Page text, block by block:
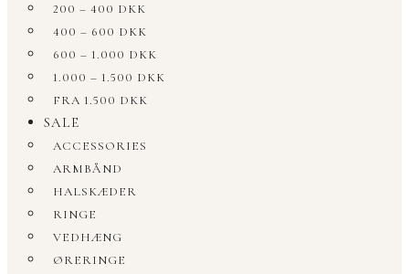
200 – 400 DKK
400 – 600 DKK
600 – 1.000 DKK
1.000 – 1.500 DKK
FRA 1.500 DKK
SALE
ACCESSORIES
ARMBÅND
HALSKÆDER
RINGE
VEDHÆNG
ØRERINGE